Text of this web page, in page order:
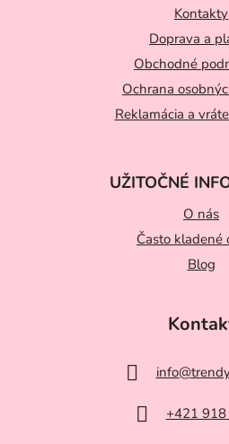
Kontakty
Doprava a
Obchodné
Ochrana
Reklamácia a
UŽITOČNÉ
O nás
Často kladené
Blog
info@
+421